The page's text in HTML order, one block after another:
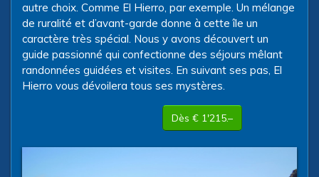
autre choix. Comme El Hierro, par exemple. Un mélange
de ruralité et d’avant-garde donne à cette île un
caractère très spécial. Nous y avons découvert un
guide passionné qui confectionne des séjours mêlant
randonnées guidées et visites. En suivant ses pas, El
Hierro vous dévoilera tous ses mystères.
Dès € 1'215.–